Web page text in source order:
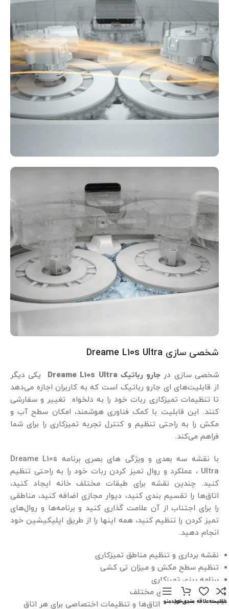
شخصی‌ سازی Dreame L10s Ultra
شخصی‌ سازی در جارو رباتیک Dreame L10s Ultra
یکی دیگر
از قابلیت‌های ای جارو رباتیک است که به کاربران اجازه می‌دهد
تا تنظیمات تمیزکاری ربات خود را به دلخواه تغییر و سفارشی
کنند. این قابلیت با کمک فناوری‌ هوشمند، امکان سطح آب و
مکش را به راحتی تنظیم و کنترل تجربه تمیزکاری را برای شما
فراهم می‌کند.
با نقشه سه بعدی و ویژگی های بصری برنامه Dreame L10s
Ultra ، عملکرد و روال تمیز کردن ربات خود را به راحتی تنظیم
کنید. چندین نقشه برای طبقات مختلف خانه ایجاد کنید،
اتاق‌ها را تقسیم ‌بندی کنید، دیوار مجازی اضافه کنید، مناطقی
را برای اجتناب از آن علامت گذاری کنید و برنامه‌ها و روال‌های
تمیز کردن را تنظیم کنید، همه اینها را از طریق اپلیکیشین خود
انجام دهید.
نقشه ‌برداری و تنظیم مناطق تمیزکاری
تنظیم سطح مکش و میزان تی ‌کشی
برنامه ‌ریزی تمیزکاری
حالت‌های تمیزکاری مختلف
شخصی ‌سازی نام اتاق‌ها و تنظیمات اختصاصی برای هر اتاق
مقايسه
لیست علاقه مندی ها
سبد خریدمنو